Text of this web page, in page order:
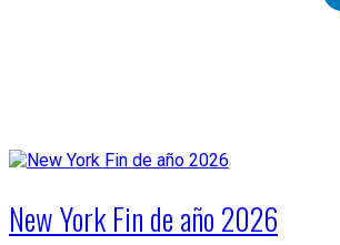
New York Fin de año 2026